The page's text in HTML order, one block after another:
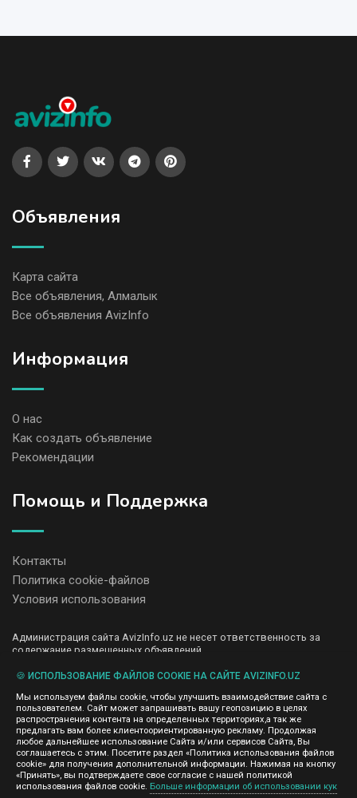
Объявления
Карта сайта
Все объявления, Алмалык
Все объявления AvizInfo
Информация
О нас
Как создать объявление
Рекомендации
Помощь и Поддержка
Контакты
Политика cookie-файлов
Условия использования
Администрация сайта AvizInfo.uz не несет ответственность за
содержание размещенных объявлений.
передаем и не продаем личную информацию зарегистрированных
правила конфиденциальности сайтов на которые ссылается
AvizInfo.uz. На некоторых страницах нашего сайта представлена
реклама Google Adsense Advertising Network. Чтобы узнать
подробней о правилах конфиденциальности Google нажмите тут
🍪 ИСПОЛЬЗОВАНИЕ ФАЙЛОВ COOKIE НА САЙТЕ AVIZINFO.UZ
Мы используем файлы cookie, чтобы улучшить взаимодействие сайта с
пользователем. Сайт может запрашивать вашу геопозицию в целях
распространения контента на определенных территориях,а так же
предлагать вам более клиентоориентированную рекламу. Продолжая
любое дальнейшее использование Сайта и/или сервисов Сайта, Вы
соглашаетесь с этим. Посетите раздел «Политика использования файлов
cookie» для получения дополнительной информации. Нажимая на кнопку
«Принять», вы подтверждаете свое согласие с нашей политикой
использования файлов cookie. Больше информации об использовании кук